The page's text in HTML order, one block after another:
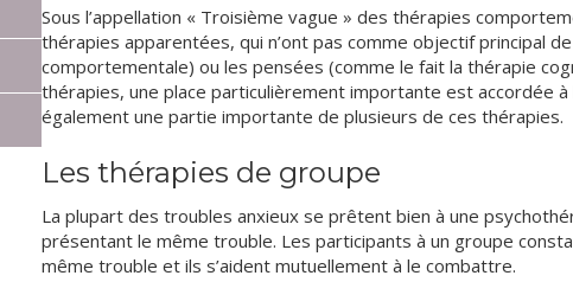
Sous l’appellation « Troisième vague » des thérapies
thérapies apparentées, qui n’ont pas comme objectif principal
comportementale) ou les pensées (comme le fait la thérapie
thérapies, une place particulièrement importante est accordée
également une partie importante de plusieurs de ces thérapies.
Les thérapies de groupe
La plupart des troubles anxieux se prêtent bien à une
présentant le même trouble. Les participants à un groupe
même trouble et ils s’aident mutuellement à le combattre.